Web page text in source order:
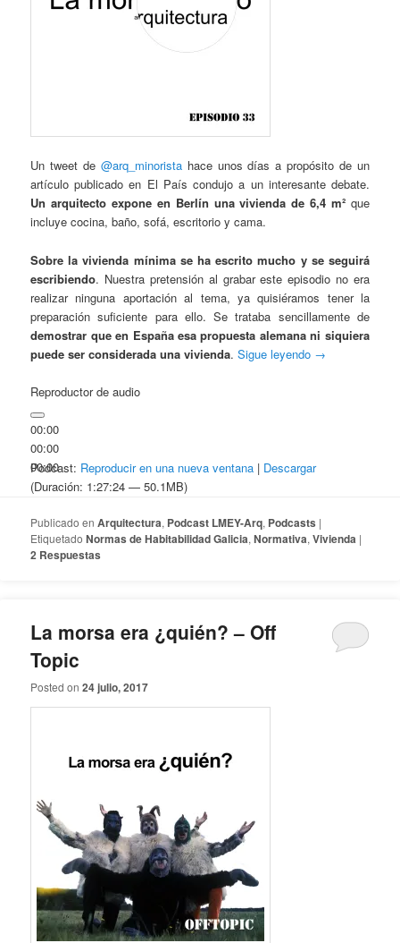
Un tweet de @arq_minoristahace unos días a propósito de un
artículo publicado en El País condujo a un interesante debate.
Un arquitecto expone en Berlín una vivienda de 6,4 m² que
incluye cocina, baño, sofá, escritorio y cama.
Sobre la vivienda mínima se ha escrito mucho y se seguirá
escribiendo. Nuestra pretensión al grabar este episodio no era
realizar ninguna aportación al tema, ya quisiéramos tener la
preparación suficiente para ello. Se trataba sencillamente de
demostrar que en España esa propuesta alemana ni siquiera
puede ser considerada una vivienda.Sigue leyendo →
Reproductor de audio
00:00
00:00
00:00
Podcast: Reproducir en una nueva ventana | Descargar
(Duración: 1:27:24 — 50.1MB)
Publicado en Arquitectura, Podcast LMEY-Arq, Podcasts |
Etiquetado Normas de Habitabilidad Galicia,Normativa,Vivienda |
2 Respuestas
La morsa era ¿quién? – Off
Topic
Posted on24 julio, 2017